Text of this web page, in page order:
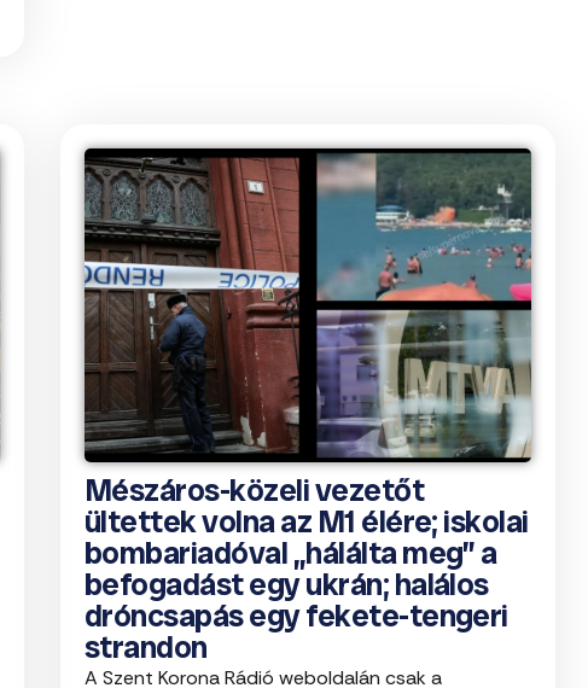
Mészáros-közeli vezetőt
ültettek volna az M1 élére; iskolai
bombariadóval „hálálta meg” a
befogadást egy ukrán; halálos
dróncsapás egy fekete-tengeri
strandon
A Szent Korona Rádió weboldalán csak a